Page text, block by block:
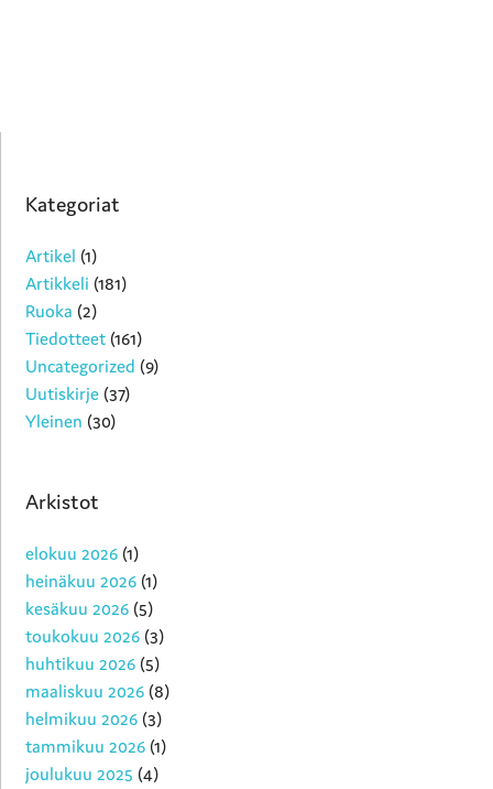
Kategoriat
Artikel (1)
Artikkeli (181)
Ruoka (2)
Tiedotteet (161)
Uncategorized (9)
Uutiskirje (37)
Yleinen (30)
Arkistot
elokuu 2026 (1)
heinäkuu 2026 (1)
kesäkuu 2026 (5)
toukokuu 2026 (3)
huhtikuu 2026 (5)
maaliskuu 2026 (8)
helmikuu 2026 (3)
tammikuu 2026 (1)
joulukuu 2025 (4)